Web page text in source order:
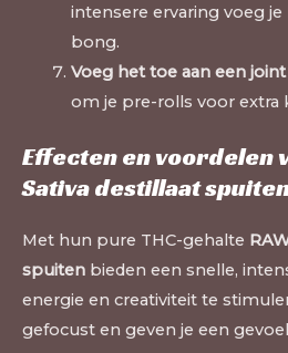
intensere ervaring voeg
bong.
Voeg het toe aan een
om je pre-rolls voor extra
Effecten en voordelen
Sativa destillaat
Met hun pure THC-gehalte
spuiten bieden een snelle,
energie en creativiteit te
gefocust en geven je een